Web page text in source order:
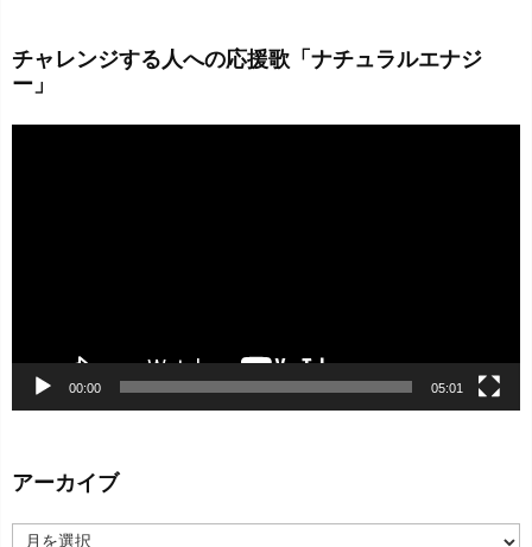
チャレンジする人への応援歌「ナチュラルエナジ
ー」
00:00 05:01
アーカイブ